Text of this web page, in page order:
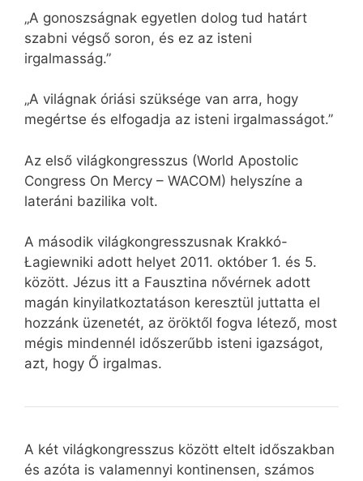
„A gonoszságnak egyetlen dolog tud határt
szabni végső soron, és ez az isteni
irgalmasság.”
„A világnak óriási szüksége van arra, hogy
megértse és elfogadja az isteni irgalmasságot.”
Az első világkongresszus (World Apostolic
Congress On Mercy – WACOM) helyszíne a
lateráni bazilika volt.
A második világkongresszusnak Krakkó-
Łagiewniki adott helyet 2011. október 1. és 5.
között. Jézus itt a Fausztina nővérnek adott
magán kinyilatkoztatáson keresztül juttatta el
hozzánk üzenetét, az öröktől fogva létező, most
mégis mindennél időszerűbb isteni igazságot,
azt, hogy Ő irgalmas.
A két világkongresszus között eltelt időszakban
és azóta is valamennyi kontinensen, számos